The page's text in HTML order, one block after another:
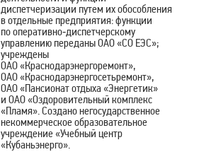
диспетчеризации путем их обособления
в отдельные предприятия: функции
по оперативно‑диспетчерскому
управлению переданы ОАО «СО ЕЭС»;
учреждены
ОАО «Краснодарэнергоремонт»,
ОАО «Краснодарэнергосетьремонт»,
ОАО «Пансионат отдыха «Энергетик»
и ОАО «Оздоровительный комплекс
«Пламя». Создано негосударственное
некоммерческое образовательное
учреждение «Учебный центр
«Кубаньэнерго».